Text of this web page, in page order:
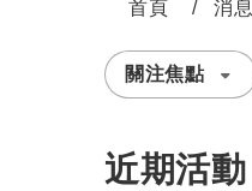
首頁 消息
關注焦點
近期活動